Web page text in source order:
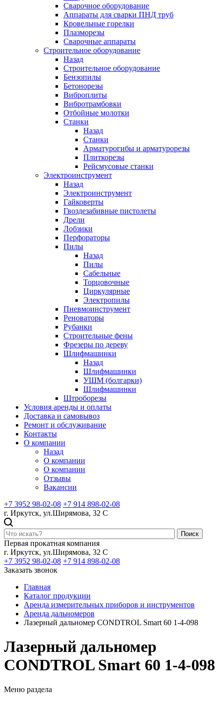
Сварочное оборудование
Аппараты для сварки ПНД труб
Кровельные горелки
Плазморезы
Сварочные аппараты
Строительное оборудование
Назад
Строительное оборудование
Бензопилы
Бетонорезы
Виброплиты
Вибротрамбовки
Отбойные молотки
Станки
Назад
Станки
Арматурогибы и арматурорезы
Плиткорезы
Рейсмусовые станки
Электроинструмент
Назад
Электроинструмент
Гайковерты
Гвоздезабивные пистолеты
Дрели
Лобзики
Перфораторы
Пилы
Назад
Пилы
Сабельные
Торцовочные
Циркулярные
Электропилы
Пневмоинструмент
Реноваторы
Рубанки
Строительные фены
Фрезеры по дереву
Шлифмашинки
Назад
Шлифмашинки
УШМ (болгарки)
Шлифмашинки
Штроборезы
Условия аренды и оплаты
Доставка и самовывоз
Ремонт и обслуживание
Контакты
О компании
Назад
О компании
О компании
Отзывы
Вакансии
+7 3952 98-02-08 +7 914 898-02-08
г. Иркутск, ул.Ширямова, 32 С
Поиск
Первая прокатная компания
г. Иркутск, ул.Ширямова, 32 С
+7 3952 98-02-08 +7 914 898-02-08
Заказать звонок
Главная
Каталог продукции
Аренда измерительных приборов и инструментов
Аренда дальномеров
Лазерный дальномер CONDTROL Smart 60 1-4-098
Лазерный дальномер
CONDTROL Smart 60 1-4-098
Меню раздела